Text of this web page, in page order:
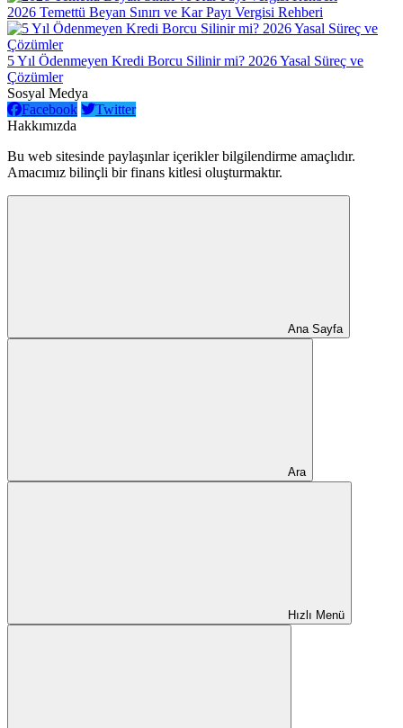
2026 Temettü Beyan Sınırı ve Kar Payı Vergisi Rehberi
5 Yıl Ödenmeyen Kredi Borcu Silinir mi? 2026 Yasal Süreç ve
Çözümler
Sosyal Medya
Facebook
Twitter
Hakkımızda
Bu web sitesinde paylaşınlar içerikler bilgilendirme amaçlıdır.
Amacımız bilinçli bir finans kitlesi oluşturmaktır.
Ana Sayfa
Ara
Hızlı Menü